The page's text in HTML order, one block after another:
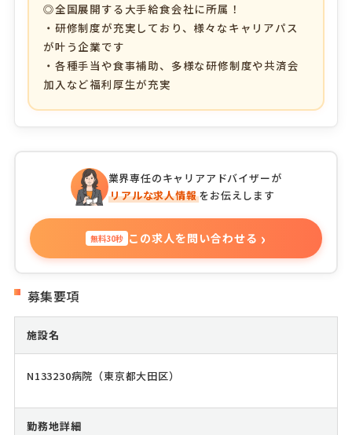
◎全国展開する大手給食会社に所属！
・研修制度が充実しており、様々なキャリアパス
が叶う企業です
・各種手当や食事補助、多様な研修制度や共済会
加入など福利厚生が充実
業界専任のキャリアアドバイザーが
リアルな求人情報をお伝えします
無料30秒 この求人を問い合わせる ›
募集要項
施設名
N133230病院（東京都大田区）
勤務地詳細